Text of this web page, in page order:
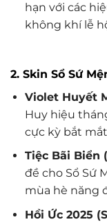
hạn với các
không khí lễ
2. Skin Sổ Sứ
Violet Huyết
Huy hiệu
cực kỳ bắt
Tiệc Bãi Biển
đề cho Sổ Sứ
mùa hè năng
Hồi Ức 2025